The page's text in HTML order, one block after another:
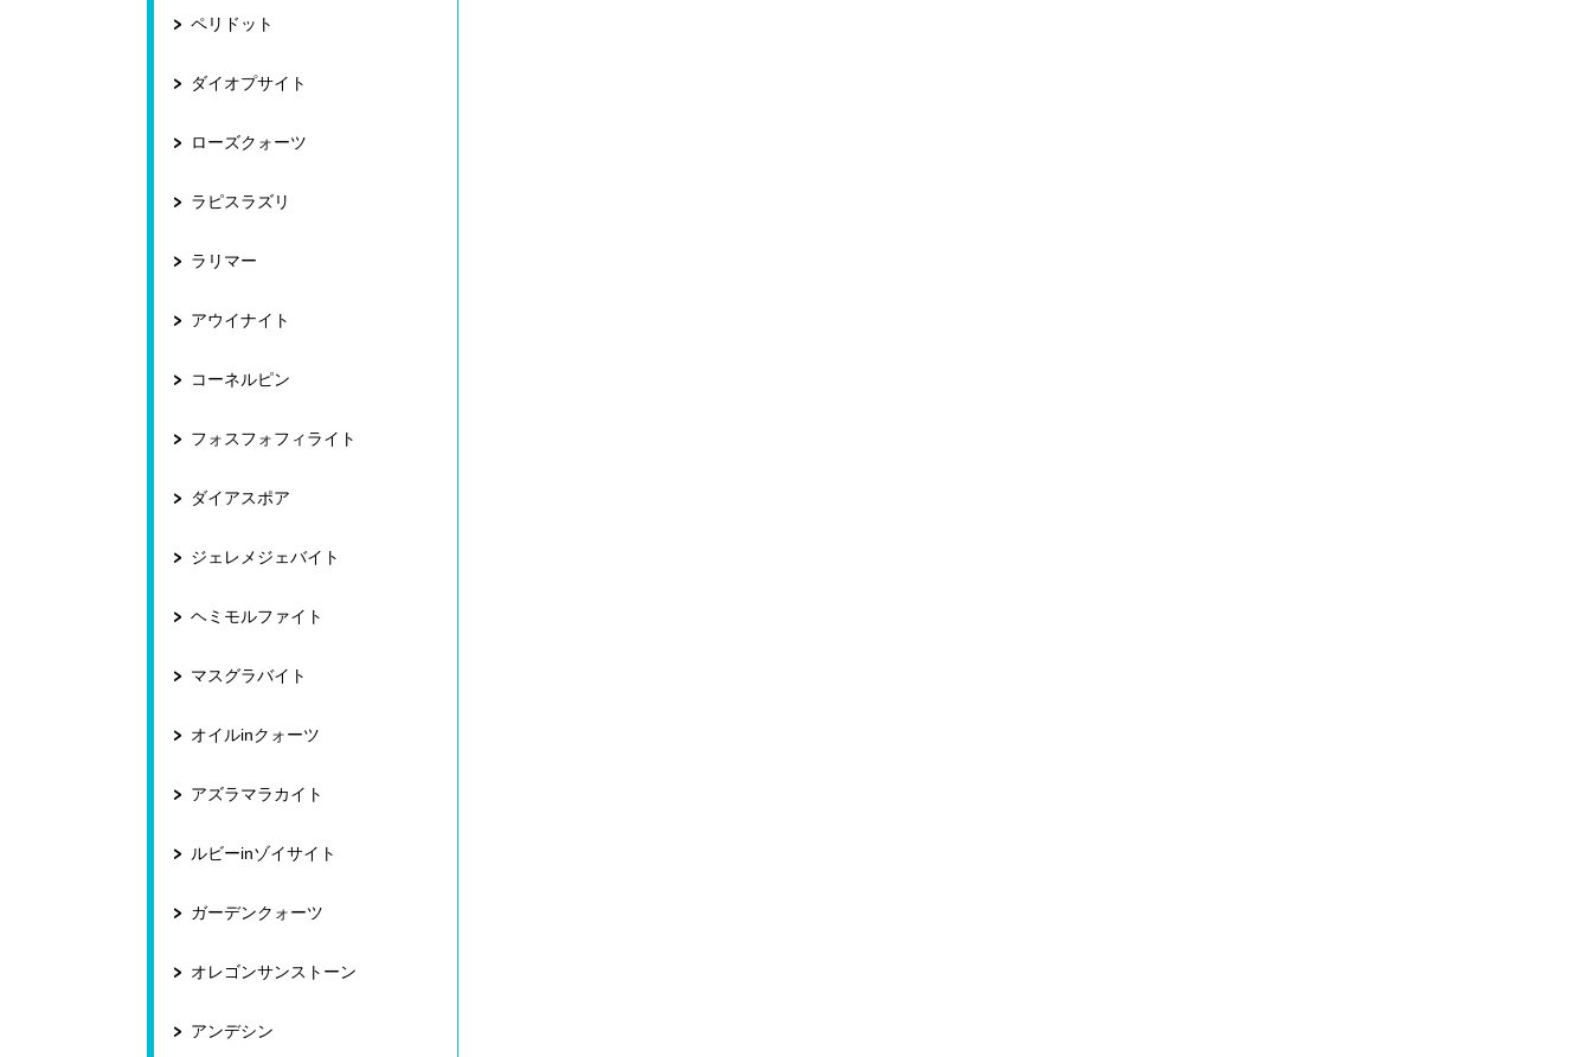
ペリドット
ダイオプサイト
ローズクォーツ
ラピスラズリ
ラリマー
アウイナイト
コーネルピン
フォスフォフィライト
ダイアスポア
ジェレメジェバイト
ヘミモルファイト
マスグラバイト
オイルinクォーツ
アズラマラカイト
ルビーinゾイサイト
ガーデンクォーツ
オレゴンサンストーン
アンデシン